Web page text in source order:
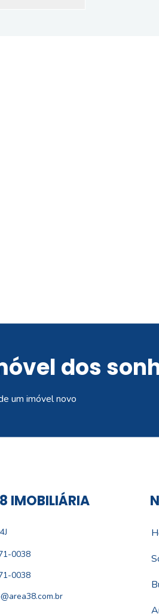
dos
um imóvel novo
IMOBILIÁRIA
0038
0038